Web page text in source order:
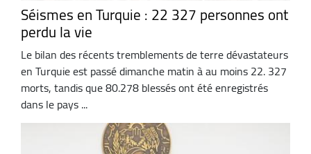
Séismes en Turquie : 22 327 personnes ont
perdu la vie
Le bilan des récents tremblements de terre dévastateurs
en Turquie est passé dimanche matin à au moins 22. 327
morts, tandis que 80.278 blessés ont été enregistrés
dans le pays ...